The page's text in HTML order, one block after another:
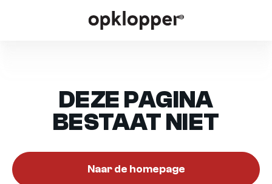
DEZE PAGINA
BESTAAT NIET
Naar de homepage